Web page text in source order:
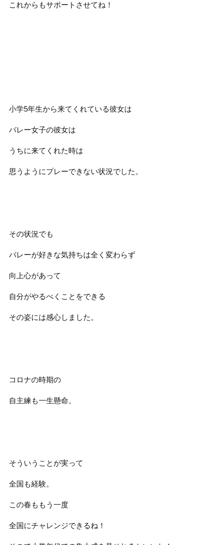
これからもサポートさせてね！
小学5年生から来てくれている彼女は
バレー女子の彼女は
うちに来てくれた時は
思うようにプレーできない状況でした。
その状況でも
バレーが好きな気持ちは全く変わらず
向上心があって
自分がやるべくことをできる
その姿には感心しました。
コロナの時期の
自主練も一生懸命。
そういうことが実って
全国も経験。
この春ももう一度
全国にチャレンジできるね！